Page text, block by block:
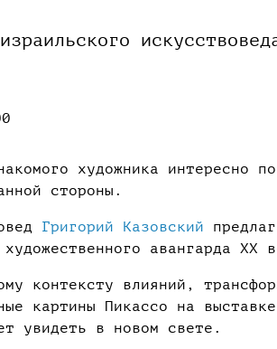
художника интересно
стороны.
Григорий Казовский
авангарда XX
контексту влияний,
картины Пикассо на
увидеть в новом свете.